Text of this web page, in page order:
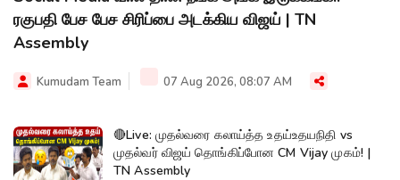
ரகுபதி பேச பேச சிரிப்பை அடக்கிய விஜய் | TN
Assembly
Kumudam Team 07 Aug 2026, 08:07 AM
🔴Live: முதல்வரை கலாய்த்த உதய்உதயநிதி vs
முதல்வர் விஜய் தொங்கிப்போன CM Vijay முகம்! |
TN Assembly